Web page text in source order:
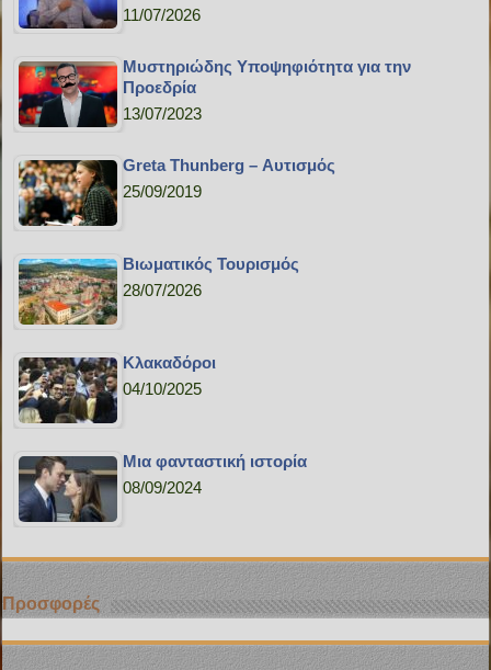
11/07/2026
Μυστηριώδης Υποψηφιότητα για την
Προεδρία
13/07/2023
Greta Thunberg – Αυτισμός
25/09/2019
Bιωματικός Τουρισμός
28/07/2026
Κλακαδόροι
04/10/2025
Μια φανταστική ιστορία
08/09/2024
Προσφορές